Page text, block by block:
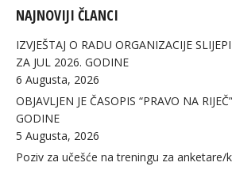
NAJNOVIJI ČLANCI
IZVJEŠTAJ O RADU ORGANIZACIJE
ZA JUL 2026. GODINE
6 Augusta, 2026
OBJAVLJEN JE ČASOPIS “PRAVO NA
GODINE
5 Augusta, 2026
Poziv za učešće na treningu za anketare/